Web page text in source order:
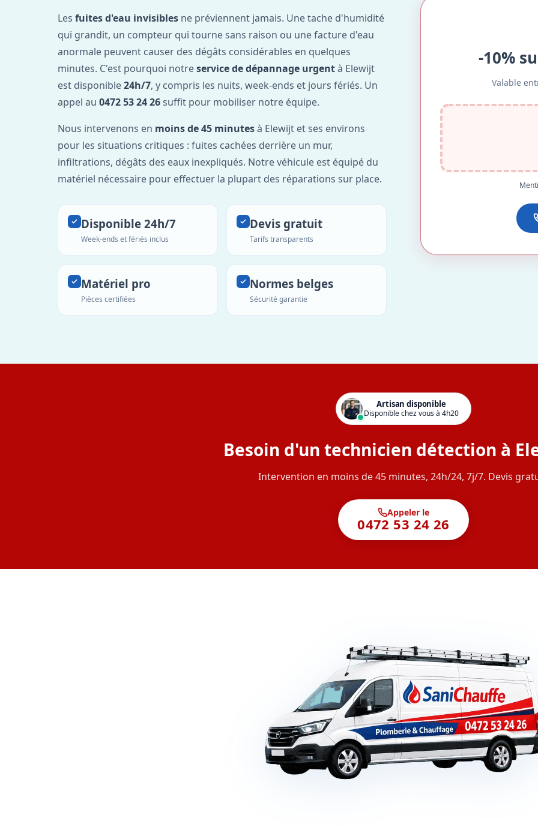
Les fuites d'eau invisibles ne préviennent jamais. Une tache d'humidité
qui grandit, un compteur qui tourne sans raison ou une facture d'eau
anormale peuvent causer des dégâts considérables en quelques
minutes. C'est pourquoi notreservice de dépannage urgentà Elewijt
est disponible24h/7, y compris les nuits, week-ends et jours fériés. Un
appel au 0472 53 24 26suffit pour mobiliser notre équipe.
Nous intervenons en moins de 45 minutesà Elewijt et ses environs
pour les situations critiques : fuites cachées derrière un mur,
infiltrations, dégâts des eaux inexpliqués. Notre véhicule est équipé du
matériel nécessaire pour effectuer la plupart des réparations sur place.
Disponible 24h/7
Week-ends et fériés inclus
Devis gratuit
Tarifs transparents
Matériel pro
Pièces certifiées
Normes belges
Sécurité garantie
-10%
Valable
Artisan disponible
Disponible chez vous à 4h20
Besoin d'un technicien détection à
Intervention en moins de 45 minutes, 24h/24, 7j/7. Devis
Appeler le
0472 53 24 26